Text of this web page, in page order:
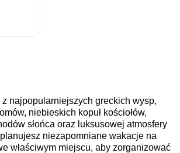
najpopularniejszych greckich wysp,
niebieskich kopuł kościołów,
słońca oraz luksusowej atmosfery
niezapomniane wakacje na
właściwym miejscu, aby zorganizować